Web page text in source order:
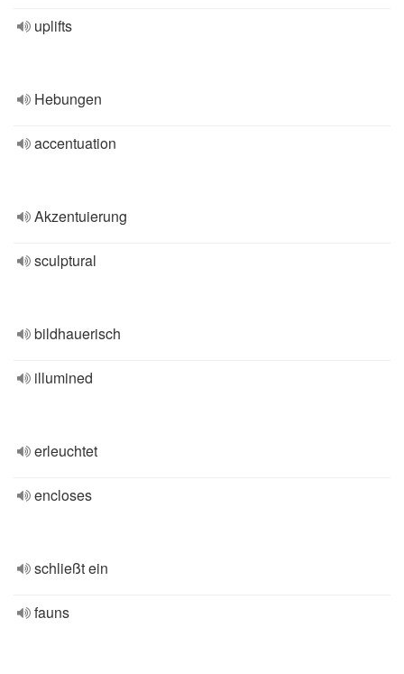
uplifts
Hebungen
accentuation
Akzentuierung
sculptural
bildhauerisch
illumined
erleuchtet
encloses
schließt ein
fauns